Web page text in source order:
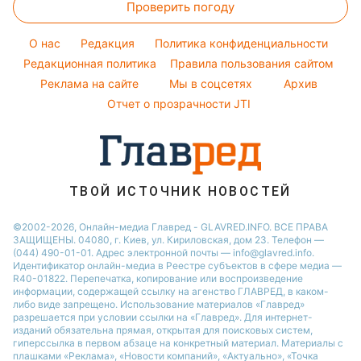
Виталий Козловский
София Ротару
Новости Днепра
Новости Черкассы
Новости Тернополя
Новости Ровно
Новости Запорожья
Новости Одессы
Погода на завтра
Пылевая буря
Тесты по картинке
Оптические иллюзии
Народные приметы
Все о шоу-бизнесе
Проверить погоду
O нас Редакция
Политика конфиденциальности
Редакционная политика
Правила пользования сайтом
Реклама на сайте
Мы в соцсетях
Архив
Отчет о прозрачности JTI
ТВОЙ ИСТОЧНИК НОВОСТЕЙ
©2002-2026, Онлайн-медиа Главред - GLAVRED.INFO. ВСЕ ПРАВА
ЗАЩИЩЕНЫ. 04080, г. Киев, ул. Кириловская, дом 23. Телефон —
(044) 490-01-01. Адрес электронной почты — info@glavred.info.
Идентификатор онлайн-медиа в Реестре cубъектов в сфере медиа —
R40-01822. Перепечатка, копирование или воспроизведение
информации, содержащей ссылку на агенство ГЛАВРЕД, в каком-
либо виде запрещено. Использование материалов «Главред»
разрешается при условии ссылки на «Главред». Для интернет-
изданий обязательна прямая, открытая для поисковых систем,
гиперссылка в первом абзаце на конкретный материал. Материалы с
плашками «Реклама», «Новости компаний», «Актуально», «Точка